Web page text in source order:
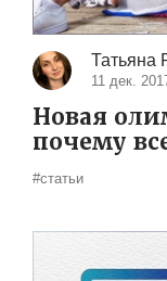
Татьяна
11 дек.
Новая
почему
#статьи